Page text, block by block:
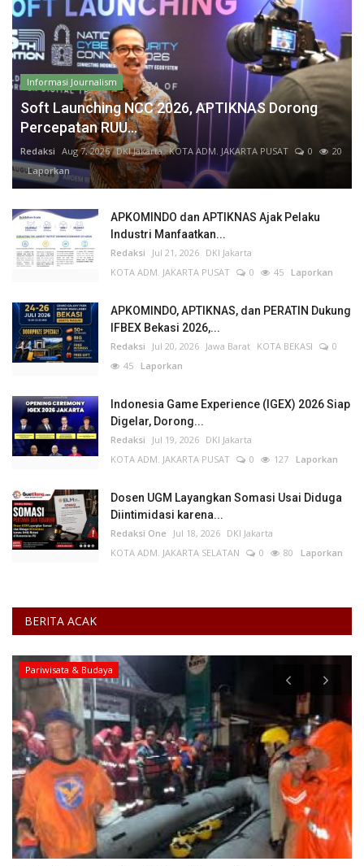
Informasi Journalism
Soft Launching NCC 2026, APTIKNAS Dorong
Percepatan RUU...
Redaksi Aug 7, 2026 DKI Jakarta KOTA ADM. JAKARTA PUSAT 0
20
Laporkan
APKOMINDO dan APTIKNAS Ajak Pelaku
Industri Manfaatkan...
Redaksi Jul 21, 2026 DKI Jakarta
KOTA ADM. JAKARTA PUSAT
0 45 Laporkan
APKOMINDO, APTIKNAS, dan PERATIN Dukung
IFBEX Bekasi 2026,...
Redaksi Jul 20, 2026 Jawa Barat KOTA BEKASI
0
45 Laporkan
Indonesia Game Experience (IGEX) 2026 Siap
Digelar, Dorong...
Redaksi Jul 19, 2026 DKI Jakarta
KOTA ADM. JAKARTA PUSAT
0 127 Laporkan
Dosen UGM Layangkan Somasi Usai Diduga
Diintimidasi karena...
Redaksi One Jul 18, 2026 DKI Jakarta
KOTA ADM. JAKARTA SELATAN
0 80 Laporkan
BERITA ACAK
Pariwisata & Budaya